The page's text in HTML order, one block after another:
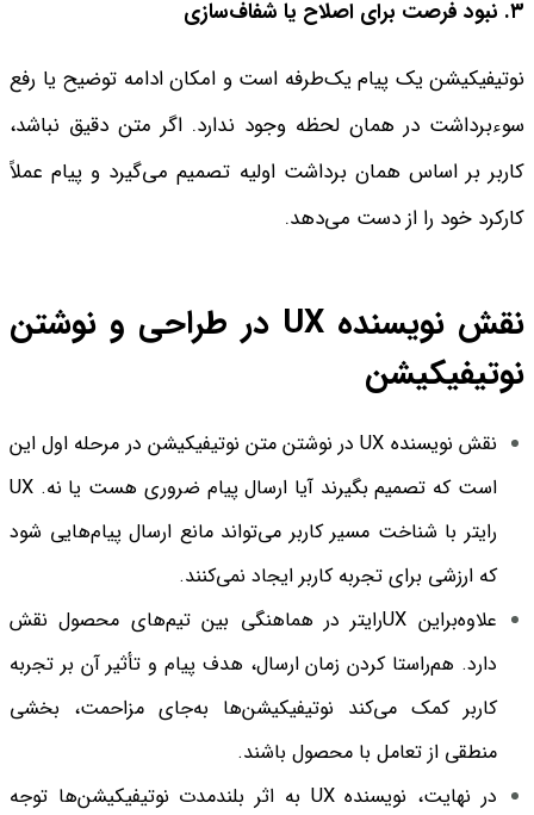
۳. نبود فرصت برای اصلاح یا شفاف‌سازی
نوتیفیکیشن یک پیام یک‌طرفه است و امکان ادامه توضیح یا رفع
سوءبرداشت در همان لحظه وجود ندارد. اگر متن دقیق نباشد،
کاربر بر اساس همان برداشت اولیه تصمیم می‌گیرد و پیام عملاً
کارکرد خود را از دست می‌دهد.
نقش نویسنده UX در طراحی و نوشتن
نوتیفیکیشن
نقش نویسنده UX در نوشتن متن نوتیفیکیشن در مرحله اول این
است که تصمیم بگیرند آیا ارسال پیام ضروری هست یا نه. UX
رایتر با شناخت مسیر کاربر می‌تواند مانع ارسال پیام‌هایی شود
که ارزشی برای تجربه کاربر ایجاد نمی‌کنند.
علاوه‌براین UXرایتر در هماهنگی بین تیم‌های محصول نقش
دارد. هم‌راستا کردن زمان ارسال، هدف پیام و تأثیر آن بر تجربه
کاربر کمک می‌کند نوتیفیکیشن‌ها به‌جای مزاحمت، بخشی
منطقی از تعامل با محصول باشند.
در نهایت، نویسنده UX به اثر بلندمدت نوتیفیکیشن‌ها توجه